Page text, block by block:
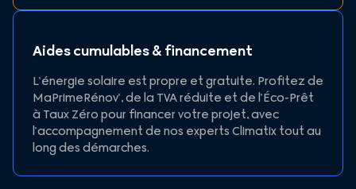
Aides cumulables & financement
L’énergie solaire est propre et gratuite. Profitez de
MaPrimeRénov’, de la TVA réduite et de l’Éco-Prêt
à Taux Zéro pour financer votre projet, avec
l’accompagnement de nos experts Climatix tout au
long des démarches.